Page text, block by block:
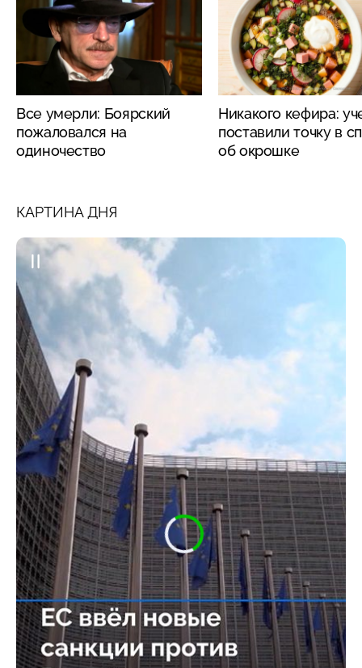
Все умерли: Боярский
пожаловался на
одиночество
Никакого кефира:
поставили точку в
об окрошке
КАРТИНА ДНЯ